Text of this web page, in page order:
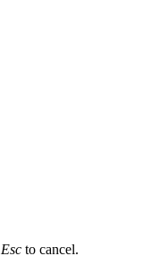
Esc to cancel.